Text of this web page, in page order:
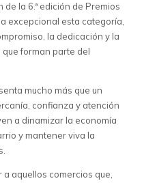
la 6.ª edición de Premios
excepcional esta categoría,
la dedicación y la
forman parte del
mucho más que un
confianza y atención
a dinamizar la economía
y mantener viva la
aquellos comercios que,